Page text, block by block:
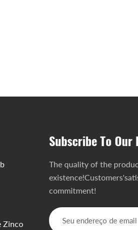
Zinco
Subscribe To Our
The quality of the
commitment!